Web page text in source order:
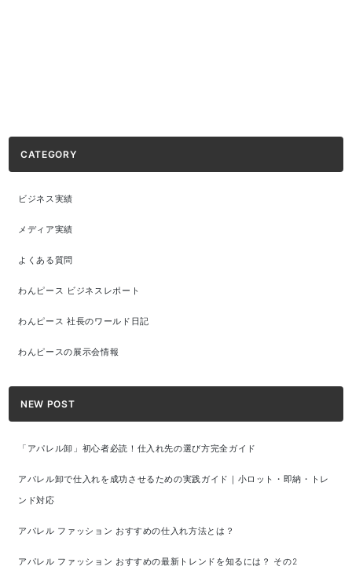
CATEGORY
ビジネス実績
メディア実績
よくある質問
わんピース ビジネスレポート
わんピース 社長のワールド日記
わんピースの展示会情報
NEW POST
「アパレル卸」初心者必読！仕入れ先の選び方完全ガイド
アパレル卸で仕入れを成功させるための実践ガイド｜小ロット・即納・トレ
ンド対応
アパレル ファッション おすすめの仕入れ方法とは？
アパレル ファッション おすすめの最新トレンドを知るには？ その2